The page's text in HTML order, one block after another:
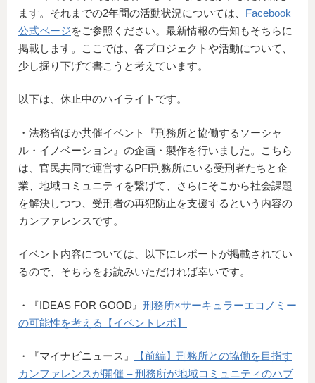
ます。それまでの2年間の活動状況については、 Facebook
公式ページをご参照ください。最新情報の告知もそちらに
掲載します。ここでは、各プロジェクトや活動について、
少し掘り下げて書こうと考えています。
以下は、休止中のハイライトです。
・法務省ほか共催イベント『刑務所と協働するソーシャ
ル・イノベーション』の企画・製作を行いました。こちら
は、官民共同で運営するPFI刑務所にいる受刑者たちと企
業、地域コミュニティを繋げて、さらにそこから社会課題
を解決しつつ、受刑者の再犯防止を支援するという内容の
カンファレンスです。
イベント内容については、以下にレポートが掲載されてい
るので、そちらをお読みいただければ幸いです。
・『IDEAS FOR GOOD』 刑務所×サーキュラーエコノミー
の可能性を考える【イベントレポ】
・『マイナビニュース』
【前編】刑務所との協働を目指す
カンファレンスが開催 – 刑務所が地域コミュニティのハブ